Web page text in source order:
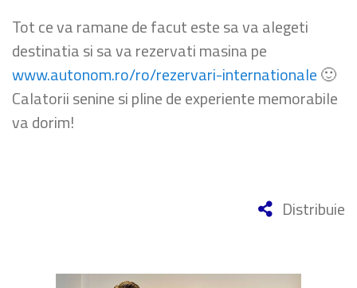
Tot ce va ramane de facut este sa va alegeti
destinatia si sa va rezervati masina pe
www.autonom.ro/ro/rezervari-internationale🙂
Calatorii senine si pline de experiente memorabile
va dorim!
Distribuie